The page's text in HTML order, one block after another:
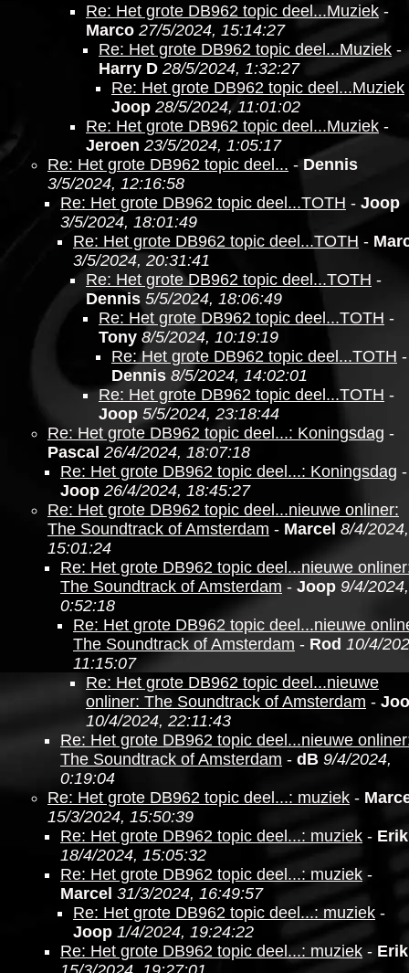
Re: Het grote DB962 topic deel...Muziek-
Marco 27/5/2024, 15:14:27
Re: Het grote DB962 topic deel...Muziek -
Harry D 28/5/2024, 1:32:27
Re: Het grote DB962 topic deel...Muziek
Joop 28/5/2024, 11:01:02
Re: Het grote DB962 topic deel...Muziek -
Jeroen 23/5/2024, 1:05:17
Re: Het grote DB962 topic deel... -Dennis
3/5/2024, 12:16:58
Re: Het grote DB962 topic deel...TOTH - Joop
3/5/2024, 18:01:49
Re: Het grote DB962 topic deel...TOTH -
3/5/2024, 20:31:41
Re: Het grote DB962 topic deel...TOTH -
Dennis 5/5/2024, 18:06:49
Re: Het grote DB962 topic deel...TOTH -
Tony 8/5/2024, 10:19:19
Re: Het grote DB962 topic deel...TOTH -
Dennis 8/5/2024, 14:02:01
Re: Het grote DB962 topic deel...TOTH -
Joop 5/5/2024, 23:18:44
Re: Het grote DB962 topic deel...: Koningsdag -
Pascal 26/4/2024, 18:07:18
Re: Het grote DB962 topic deel...: Koningsdag -
Joop 26/4/2024, 18:45:27
Re: Het grote DB962 topic deel...nieuwe onliner:
The Soundtrack of Amsterdam - Marcel 8/4/2024,
15:01:24
Re: Het grote DB962 topic deel...nieuwe
The Soundtrack of Amsterdam - Joop 9/4/2024,
0:52:18
Re: Het grote DB962 topic deel...nieuwe
The Soundtrack of Amsterdam - Rod 10/4/
11:15:07
Re: Het grote DB962 topic deel...nieuwe
onliner: The Soundtrack of Amsterdam -
10/4/2024, 22:11:43
Re: Het grote DB962 topic deel...nieuwe
The Soundtrack of Amsterdam - dB 9/4/2024,
0:19:04
Re: Het grote DB962 topic deel...: muziek -
15/3/2024, 15:50:39
Re: Het grote DB962 topic deel...: muziek - Erik
18/4/2024, 15:05:32
Re: Het grote DB962 topic deel...: muziek -
Marcel 31/3/2024, 16:49:57
Re: Het grote DB962 topic deel...: muziek -
Joop 1/4/2024, 19:24:22
Re: Het grote DB962 topic deel...: muziek - Erik